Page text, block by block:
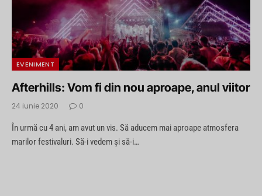
EVENIMENT
Afterhills: Vom fi din nou aproape, anul viitor
24 iunie 2020 0
În urmă cu 4 ani, am avut un vis. Să aducem mai aproape atmosfera
marilor festivaluri. Să-i vedem și să-i…